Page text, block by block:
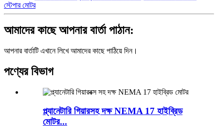
স্টেপার মোটর
আমাদের কাছে আপনার বার্তা পাঠান:
আপনার বার্তাটি এখানে লিখে আমাদের কাছে পাঠিয়ে দিন।
পণ্যের বিভাগ
প্ল্যানেটারি গিয়ারসহ দক্ষ NEMA 17 হাইব্রিড
মোটর...